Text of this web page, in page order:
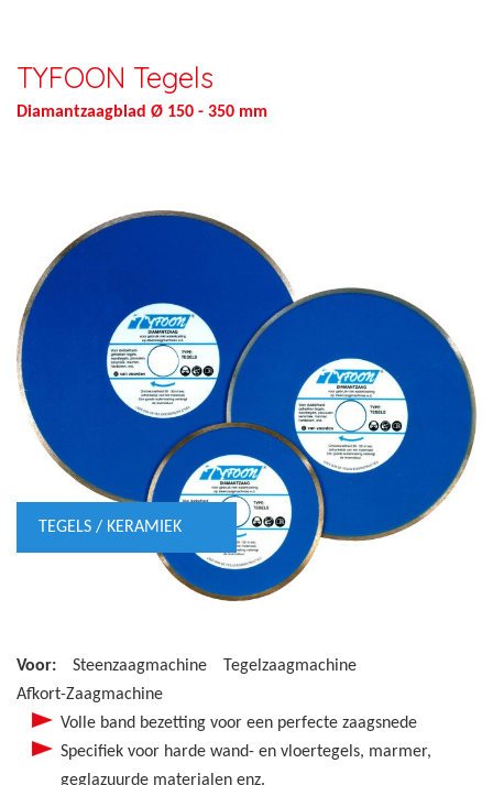
TYFOON Tegels
Diamantzaagblad Ø 150 - 350 mm
TEGELS / KERAMIEK
Voor: Steenzaagmachine
Tegelzaagmachine
Afkort-Zaagmachine
Volle band bezetting voor een perfecte zaagsnede
Specifiek voor harde wand- en vloertegels, marmer,
geglazuurde materialen enz.